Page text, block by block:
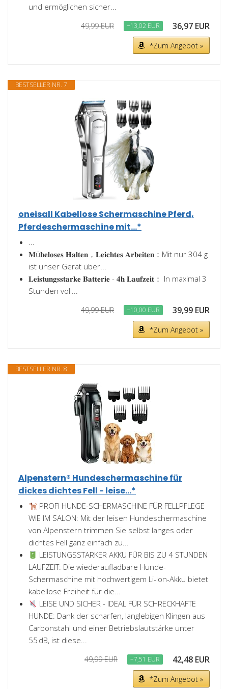
und ermöglichen sicher...
49,99 EUR −13,02 EUR 36,97 EUR
*Zum Angebot »
BESTSELLER NR. 7
oneisall Kabellose Schermaschine Pferd,
Pferdeschermaschine mit...*
...
𝐌ü𝐡𝐞𝐥𝐨𝐬𝐞𝐬 𝐇𝐚𝐥𝐭𝐞𝐧，𝐋𝐞𝐢𝐜𝐡𝐭𝐞𝐬 𝐀𝐫𝐛𝐞𝐢𝐭𝐞𝐧：Mit nur 304 g
ist unser Gerät über...
𝐋𝐞𝐢𝐬𝐭𝐮𝐧𝐠𝐬𝐬𝐭𝐚𝐫𝐤𝐞 𝐁𝐚𝐭𝐭𝐞𝐫𝐢𝐞 - 𝟒𝐡 𝐋𝐚𝐮𝐟𝐳𝐞𝐢𝐭： In maximal 3
Stunden voll...
49,99 EUR −10,00 EUR 39,99 EUR
*Zum Angebot »
BESTSELLER NR. 8
Alpenstern® Hundeschermaschine für
dickes dichtes Fell - leise...*
PROFI HUNDE-SCHERMASCHINE FÜR FELLPFLEGE
WIE IM SALON: Mit der leisen Hundeschermaschine
von Alpenstern trimmen Sie selbst langes oder
dichtes Fell ganz einfach zu...
LEISTUNGSSTARKER AKKU FÜR BIS ZU 4 STUNDEN
LAUFZEIT: Die wiederaufladbare Hunde-
Schermaschine mit hochwertigem Li-Ion-Akku bietet
kabellose Freiheit für die...
LEISE UND SICHER - IDEAL FÜR SCHRECKHAFTE
HUNDE: Dank der scharfen, langlebigen Klingen aus
Carbonstahl und einer Betriebslautstärke unter
55 dB, ist diese...
49,99 EUR −7,51 EUR 42,48 EUR
*Zum Angebot »